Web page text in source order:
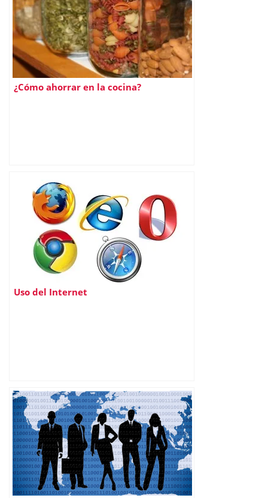
¿Cómo ahorrar en la cocina?
Uso del Internet